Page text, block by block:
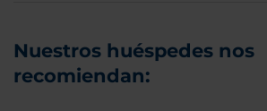
Nuestros huéspedes nos
recomiendan: